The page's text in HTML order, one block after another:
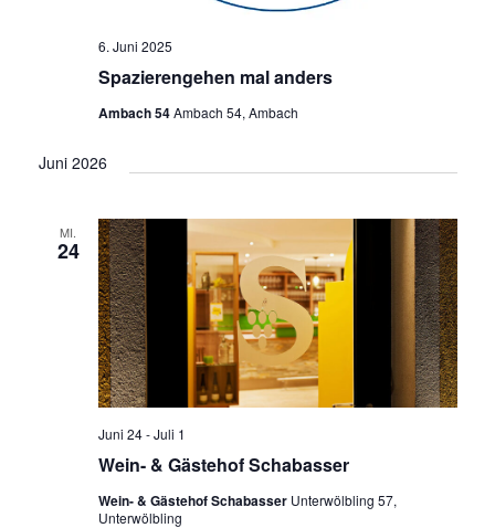
Spazierengehen mal anders
6. Juni 2025
Ambach 54Ambach 54, Ambach
Juni 2026
MI.
24
Wein- & Gästehof Schabasser
Juni 24-Juli 1
Wein- & Gästehof Schabasser Unterwölbling 57,
Unterwölbling